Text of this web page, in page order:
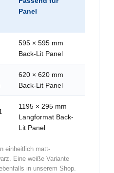
Panel
595 × 595 mm
Back-Lit Panel
620 × 620 mm
Back-Lit Panel
1195 × 295 mm
Langformat Back-
Lit Panel
einheitlich matt-
Eine weiße Variante
in unserem Shop.